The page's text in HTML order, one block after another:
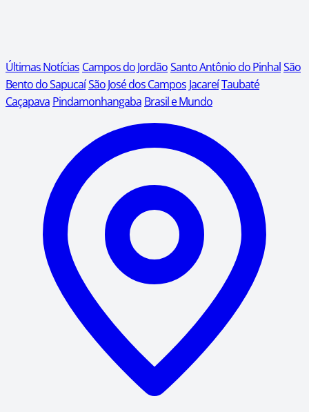
Últimas Notícias Campos do JordãoSanto Antônio do PinhalSão
Bento do SapucaíSão José dos Campos JacareíTaubaté
Caçapava Pindamonhangaba Brasil e Mundo